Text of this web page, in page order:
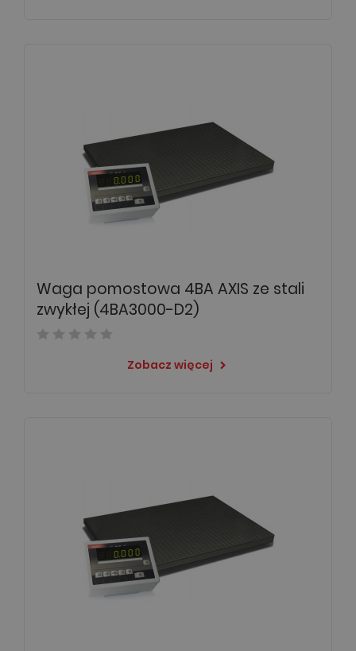
Waga pomostowa 4BA AXIS ze stali
zwykłej (4BA3000-D2)
Zobacz więcej keyboard_arrow_right